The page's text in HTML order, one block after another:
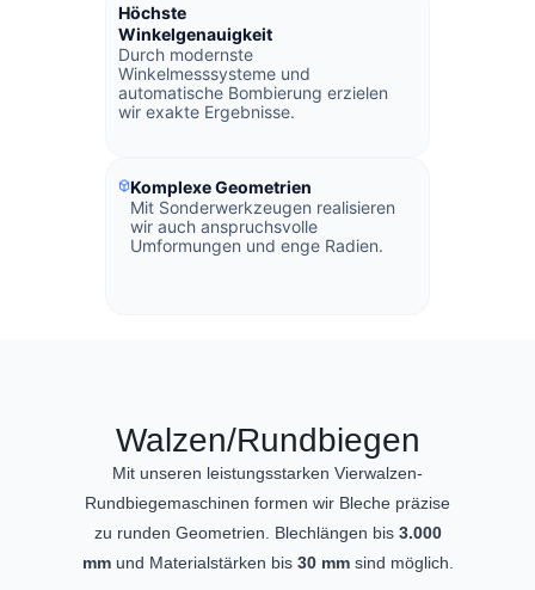
Höchste
Winkelgenauigkeit
Durch modernste
Winkelmesssysteme und
automatische Bombierung erzielen
wir exakte Ergebnisse.
Komplexe Geometrien
Mit Sonderwerkzeugen realisieren
wir auch anspruchsvolle
Umformungen und enge Radien.
Walzen/Rundbiegen
Mit unseren leistungsstarken Vierwalzen-
Rundbiegemaschinen formen wir Bleche präzise
zu runden Geometrien. Blechlängen bis 3.000
mmund Materialstärken bis 30 mmsind möglich.